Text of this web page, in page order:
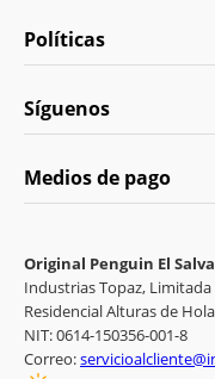
Políticas
Síguenos
Medios de pago
Original Penguin El
Industrias Topaz,
Residencial Alturas de
NIT: 0614-150356-001-8
Correo: